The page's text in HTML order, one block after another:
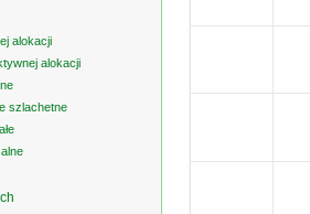
alokacji
alokacji
szlachetne